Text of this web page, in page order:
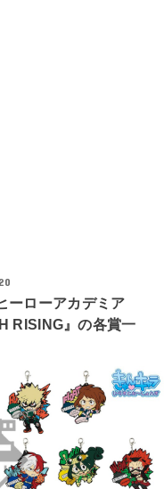
ーローアカデミア
RISING』の各賞一